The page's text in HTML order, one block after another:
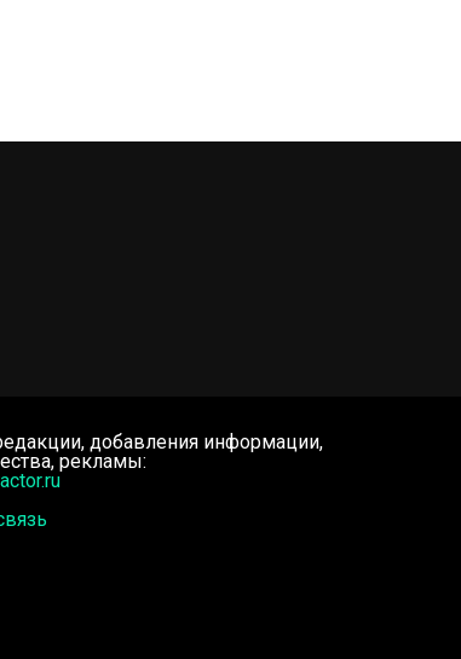
добавления информации,
рекламы: